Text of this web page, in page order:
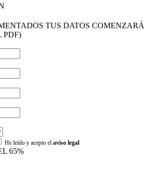
TUS DATOS COMENZARÁ
PDF)
He leído y acepto el aviso legal
65%